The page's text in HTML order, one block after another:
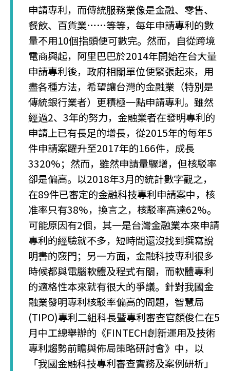
申請專利，而傳統服務業像是金融、零售、
餐飲、百貨業……等等，每年申請專利的數
量不用10個指頭便可數完。然而，自從跨境
電商興起，阿里巴巴於2014年開始在台大量
申請專利後，政府相關單位便緊張起來，用
盡各種方法，希望讓台灣的金融業（特別是
傳統銀行業者）更積極一點申請專利。雖然
經過2、3年的努力，金融業者在發明專利的
申請上已有長足的增長，從2015年的每年5
件申請案躍升至2017年的166件，成長
3320%；然而，雖然申請量驟增，但核駁率
卻是偏高。以2018年3月的統計數字觀之，
在89件已審定的金融科技專利申請案中，核
准率只有38%，換言之，核駁率高達62%。
可能原因有2個，其一是台灣金融業本來申請
專利的經驗就不多，短時間還沒找到撰寫說
明書的竅門；另一方面，金融科技專利很多
時候都與電腦軟體及程式有關，而軟體專利
的適格性本來就有很大的爭議。針對我國金
融業發明專利核駁率偏高的問題，智慧局
(TIPO)專利二組科長暨專利審查官顏俊仁在5
月中工總舉辦的《FINTECH創新運用及技術
專利趨勢前瞻與佈局策略研討會》中，以
「我國金融科技專利審查實務及案例研析」